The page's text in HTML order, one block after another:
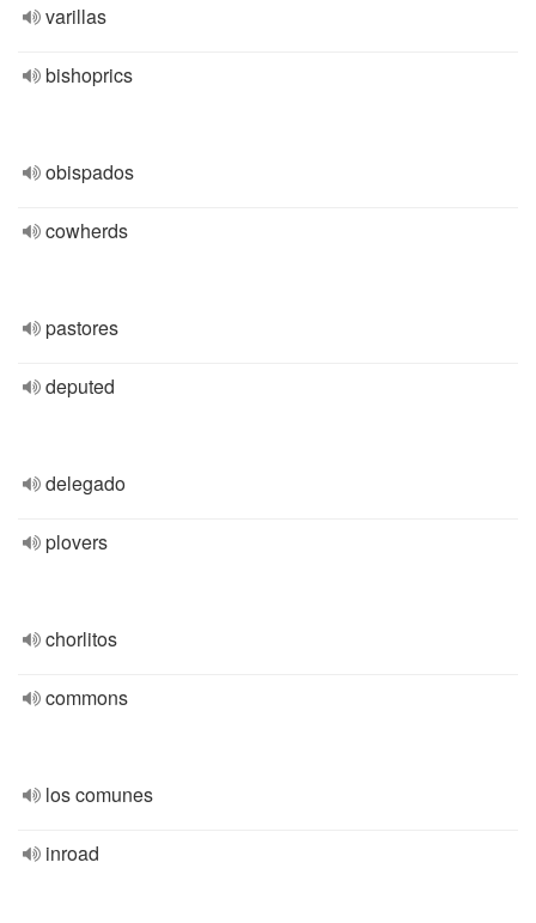
varillas
bishoprics
obispados
cowherds
pastores
deputed
delegado
plovers
chorlitos
commons
los comunes
inroad